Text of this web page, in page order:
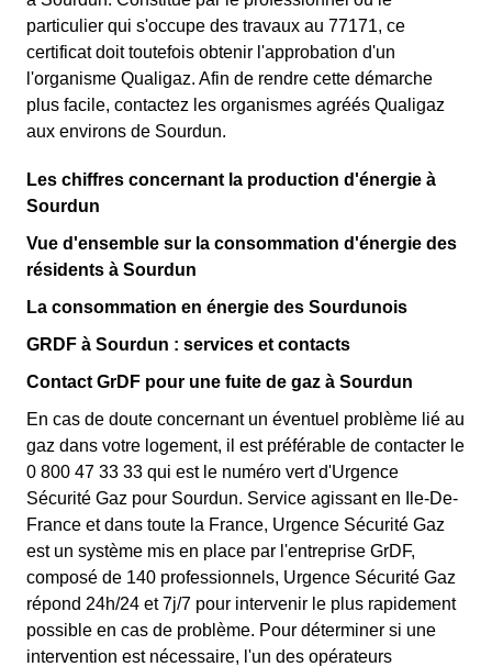
particulier qui s'occupe des travaux au 77171, ce
certificat doit toutefois obtenir l'approbation d'un
l'organisme Qualigaz. Afin de rendre cette démarche
plus facile, contactez les organismes agréés Qualigaz
aux environs de Sourdun.
Les chiffres concernant la production d'énergie à
Sourdun
Vue d'ensemble sur la consommation d'énergie des
résidents à Sourdun
La consommation en énergie des Sourdunois
GRDF à Sourdun : services et contacts
Contact GrDF pour une fuite de gaz à Sourdun
En cas de doute concernant un éventuel problème lié au
gaz dans votre logement, il est préférable de contacter le
0 800 47 33 33 qui est le numéro vert d'Urgence
Sécurité Gaz pour Sourdun. Service agissant en Ile-De-
France et dans toute la France, Urgence Sécurité Gaz
est un système mis en place par l'entreprise GrDF,
composé de 140 professionnels, Urgence Sécurité Gaz
répond 24h/24 et 7j/7 pour intervenir le plus rapidement
possible en cas de problème. Pour déterminer si une
intervention est nécessaire, l'un des opérateurs